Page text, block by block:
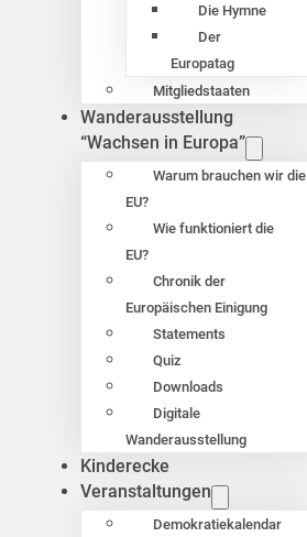
Die Hymne
Der
Europatag
Mitgliedstaaten
Wanderausstellung
“Wachsen in Europa”
Warum brauchen wir die
EU?
Wie funktioniert die
EU?
Chronik der
Europäischen Einigung
Statements
Quiz
Downloads
Digitale
Wanderausstellung
Kinderecke
Veranstaltungen
Demokratiekalendar